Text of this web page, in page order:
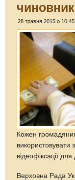
28 травня 2015 о 10:45
Кожен
використовувати
відеофіксації
Верховна Рада